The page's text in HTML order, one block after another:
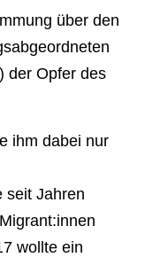
über den
der Opfer des
ihm dabei nur
seit Jahren
wollte ein